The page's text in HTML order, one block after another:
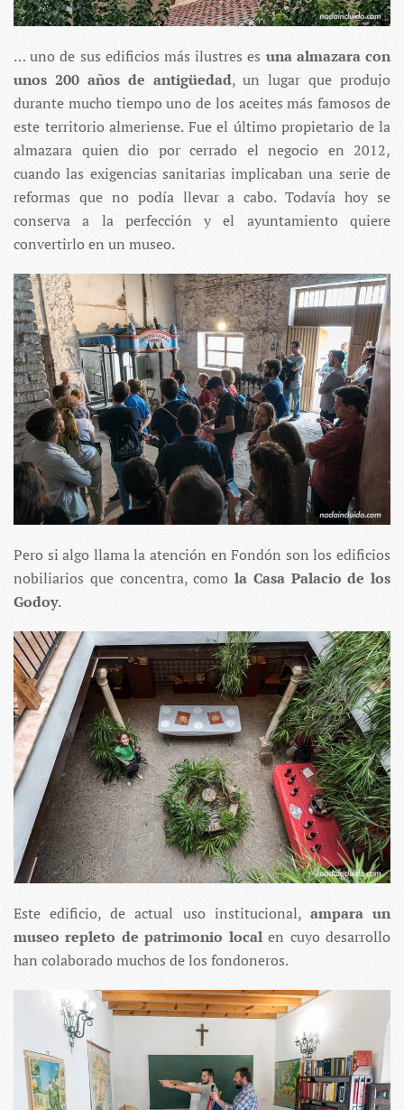
… uno de sus edificios más ilustres es una almazara con
unos 200 años de antigüedad, un lugar que produjo
durante mucho tiempo uno de los aceites más famosos de
este territorio almeriense. Fue el último propietario de la
almazara quien dio por cerrado el negocio en 2012,
cuando las exigencias sanitarias implicaban una serie de
reformas que no podía llevar a cabo. Todavía hoy se
conserva a la perfección y el ayuntamiento quiere
convertirlo en un museo.
Pero si algo llama la atención en Fondón son los edificios
nobiliarios que concentra, como la Casa Palacio de los
Godoy.
Este edificio, de actual uso institucional, ampara un
museo repleto de patrimonio localen cuyo desarrollo
han colaborado muchos de los fondoneros.